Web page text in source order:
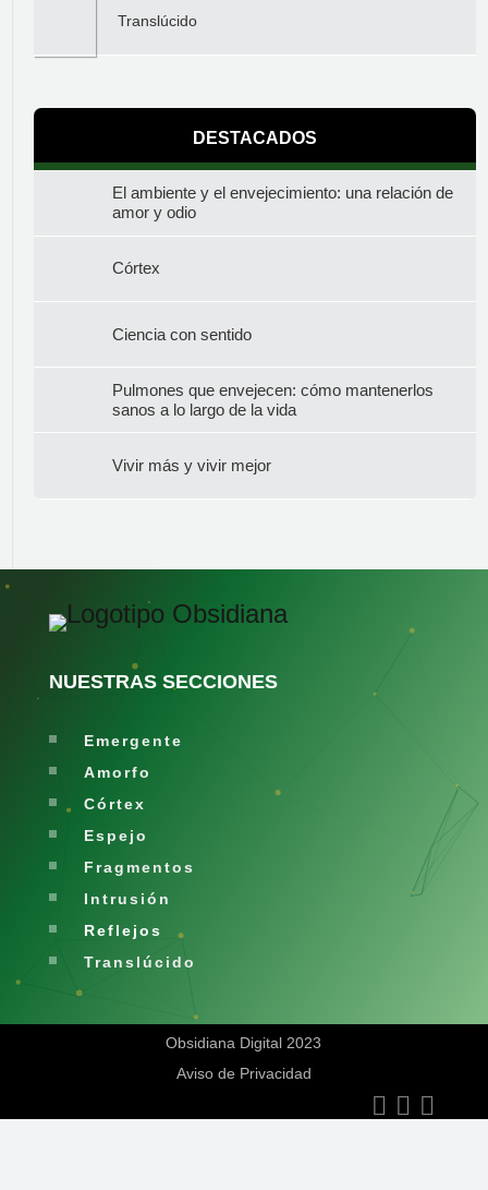
Translúcido
DESTACADOS
El ambiente y el envejecimiento: una relación de
amor y odio
Córtex
Ciencia con sentido
Pulmones que envejecen: cómo mantenerlos
sanos a lo largo de la vida
Vivir más y vivir mejor
NUESTRAS SECCIONES
Emergente
Amorfo
Córtex
Espejo
Fragmentos
Intrusión
Reflejos
Translúcido
Obsidiana Digital 2023
Aviso de Privacidad


